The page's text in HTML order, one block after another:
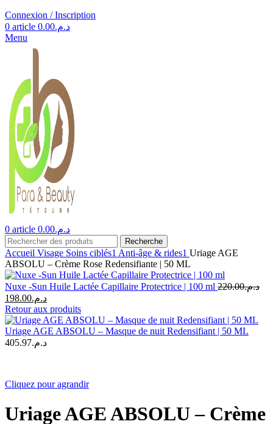
Connexion / Inscription
0 article د.م.0.00
Menu
0 article د.م.0.00
Recherche
Accueil Visage Soins ciblés1 Anti-âge & rides1 Uriage AGE
ABSOLU – Crème Rose Redensifiante | 50 ML
Nuxe -Sun Huile Lactée Capillaire Protectrice | 100 ml د.م.220.00
Le
prix
initial
était :
د.م.220.00.
د.م.198.00
Le
prix
actuel
est :
Retour aux produits
Uriage AGE ABSOLU – Masque de nuit Redensifiant | 50 ML
د.م.405.97
Cliquez pour agrandir
Uriage AGE ABSOLU – Crème